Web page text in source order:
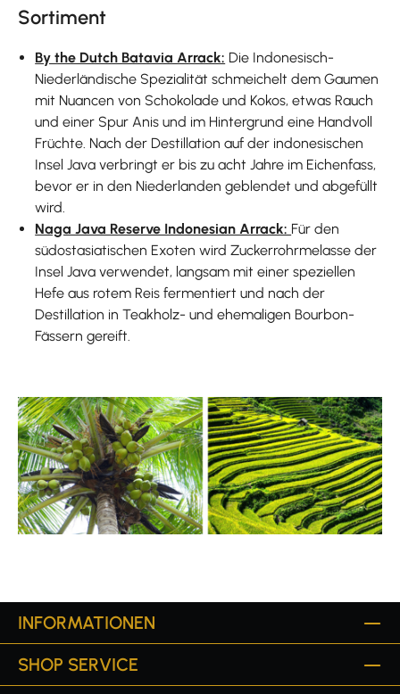
Sortiment
By the Dutch Batavia Arrack: Die Indonesisch-
Niederländische Spezialität schmeichelt dem Gaumen
mit Nuancen von Schokolade und Kokos, etwas Rauch
und einer Spur Anis und im Hintergrund eine Handvoll
Früchte. Nach der Destillation auf der indonesischen
Insel Java verbringt er bis zu acht Jahre im Eichenfass,
bevor er in den Niederlanden geblendet und abgefüllt
wird.
Naga Java Reserve Indonesian Arrack: Für den
südostasiatischen Exoten wird Zuckerrohrmelasse der
Insel Java verwendet, langsam mit einer speziellen
Hefe aus rotem Reis fermentiert und nach der
Destillation in Teakholz- und ehemaligen Bourbon-
Fässern gereift.
INFORMATIONEN
SHOP SERVICE